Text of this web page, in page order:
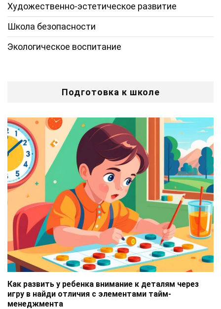
Художественно-эстетическое развитие
Школа безопасности
Экологическое воспитание
Подготовка к школе
Как развить у ребенка внимание к деталям через
игру в найди отличия с элементами тайм-
менеджмента